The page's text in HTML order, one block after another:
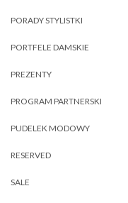
PORADY STYLISTKI
PORTFELE DAMSKIE
PREZENTY
PROGRAM PARTNERSKI
PUDELEK MODOWY
RESERVED
SALE